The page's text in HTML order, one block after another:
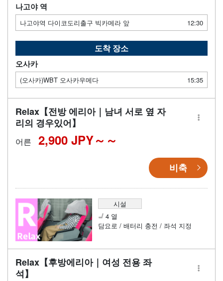
나고야 역
나고야역 다이코도리출구 빅카메라 앞 12:30
도착 장소
오사카
(오사카)WBT 오사카우메다 15:35
Relax【전방 에리아｜남녀 서로 옆 자
리의 경우있어】
어른 2,900 JPY～
비축
시설
4 열
담요로 / 배터리 충전 / 좌석 지정
Relax【후방에리아｜여성 전용 좌
석】